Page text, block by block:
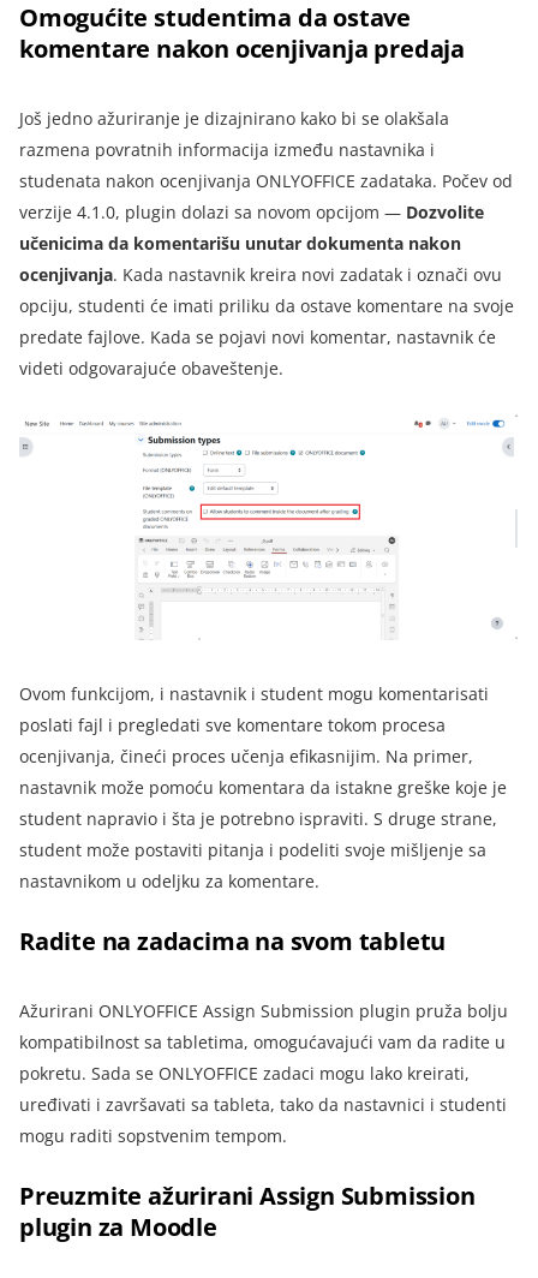
Omogućite studentima da ostave
komentare nakon ocenjivanja predaja
Još jedno ažuriranje je dizajnirano kako bi se olakšala
razmena povratnih informacija između nastavnika i
studenata nakon ocenjivanja ONLYOFFICE zadataka. Počev od
verzije 4.1.0, plugin dolazi sa novom opcijom — Dozvolite
učenicima da komentarišu unutar dokumenta nakon
ocenjivanja. Kada nastavnik kreira novi zadatak i označi ovu
opciju, studenti će imati priliku da ostave komentare na svoje
predate fajlove. Kada se pojavi novi komentar, nastavnik će
videti odgovarajuće obaveštenje.
Ovom funkcijom, i nastavnik i student mogu komentarisati
poslati fajl i pregledati sve komentare tokom procesa
ocenjivanja, čineći proces učenja efikasnijim. Na primer,
nastavnik može pomoću komentara da istakne greške koje je
student napravio i šta je potrebno ispraviti. S druge strane,
student može postaviti pitanja i podeliti svoje mišljenje sa
nastavnikom u odeljku za komentare.
Radite na zadacima na svom tabletu
Ažurirani ONLYOFFICE Assign Submission plugin pruža bolju
kompatibilnost sa tabletima, omogućavajući vam da radite u
pokretu. Sada se ONLYOFFICE zadaci mogu lako kreirati,
uređivati i završavati sa tableta, tako da nastavnici i studenti
mogu raditi sopstvenim tempom.
Preuzmite ažurirani Assign Submission
plugin za Moodle